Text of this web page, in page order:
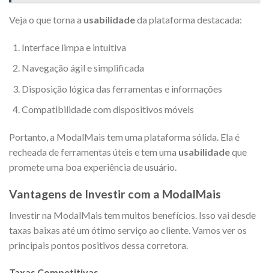
Veja o que torna a usabilidadeda plataforma destacada:
Interface limpa e intuitiva
Navegação ágil e simplificada
Disposição lógica das ferramentas e informações
Compatibilidade com dispositivos móveis
Portanto, a ModalMais tem uma plataforma sólida. Ela é
recheada de ferramentas úteis e tem uma usabilidadeque
promete uma boa experiência de usuário.
Vantagens de Investir com a ModalMais
Investir na ModalMais tem muitos benefícios. Isso vai desde
taxas baixas até um ótimo serviço ao cliente. Vamos ver os
principais pontos positivos dessa corretora.